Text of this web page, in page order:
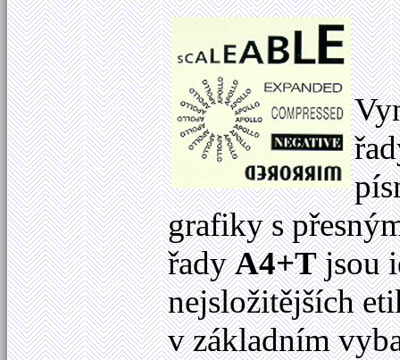
grafiky s
řadyA4+Tjsou
nejsložitějších
v základním